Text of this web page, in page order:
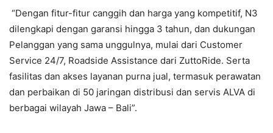
“Dengan fitur-fitur canggih dan harga yang kompetitif, N3
dilengkapi dengan garansi hingga 3 tahun, dan dukungan
Pelanggan yang sama unggulnya, mulai dari Customer
Service 24/7, Roadside Assistance dari ZuttoRide. Serta
fasilitas dan akses layanan purna jual, termasuk perawatan
dan perbaikan di 50 jaringan distribusi dan servis ALVA di
berbagai wilayah Jawa – Bali”.